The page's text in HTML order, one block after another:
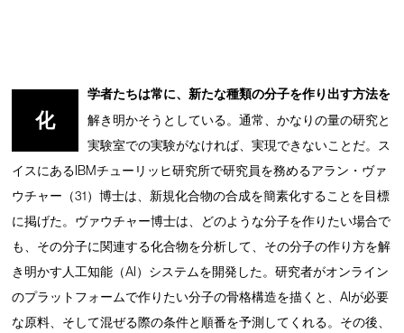
化
学者たちは常に、新たな種類の分子を作り出す方法を
解き明かそうとしている。通常、かなりの量の研究と
実験室での実験がなければ、実現できないことだ。ス
イスにあるIBMチューリッヒ研究所で研究員を務めるアラン・ヴァ
ウチャー（31）博士は、新規化合物の合成を簡素化することを目標
に掲げた。ヴァウチャー博士は、どのような分子を作りたい場合で
も、その分子に関連する化合物を分析して、その分子の作り方を解
き明かす人工知能（AI）システムを開発した。研究者がオンライン
のプラットフォームで作りたい分子の骨格構造を描くと、AIが必要
な原料、そして混ぜる際の条件と順番を予測してくれる。その後、